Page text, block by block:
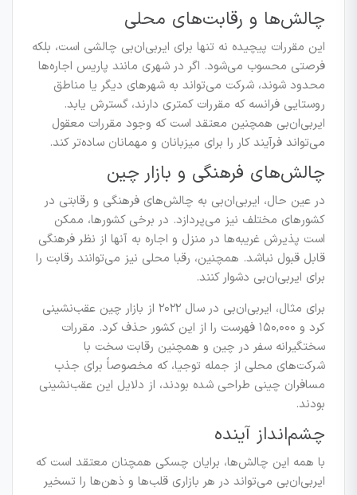
چالش‌ها و رقابت‌های محلی
این مقررات پیچیده نه تنها برای ایر‌بی‌ان‌بی چالشی است، بلکه
فرصتی محسوب می‌شود. اگر در شهری مانند پاریس اجاره‌ها
محدود شوند، شرکت می‌تواند به شهرهای دیگر یا مناطق
روستایی فرانسه که مقررات کمتری دارند، گسترش یابد.
ایر‌بی‌ان‌بی همچنین معتقد است که وجود مقررات معقول
می‌تواند فرآیند کار را برای میزبانان و مهمانان ساده‌تر کند.
چالش‌های فرهنگی و بازار چین
در عین حال، ایر‌بی‌ان‌بی به چالش‌های فرهنگی و رقابتی در
کشورهای مختلف نیز می‌پردازد. در برخی کشورها، ممکن
است پذیرش غریبه‌ها در منزل و اجاره به آنها از نظر فرهنگی
قابل قبول نباشد. همچنین، رقبا محلی نیز می‌توانند رقابت را
برای ایر‌بی‌ان‌بی دشوار کنند.
برای مثال، ایر‌بی‌ان‌بی در سال ۲۰۲۲ از بازار چین عقب‌نشینی
کرد و ۱۵۰,۰۰۰ فهرست را از این کشور حذف کرد. مقررات
سختگیرانه سفر در چین و همچنین رقابت سخت با
شرکت‌های محلی از جمله توجیا، که مخصوصاً برای جذب
مسافران چینی طراحی شده بودند، از دلایل این عقب‌نشینی
بودند.
چشم‌انداز آینده
با همه این چالش‌ها، برایان چسکی همچنان معتقد است که
ایر‌بی‌ان‌بی می‌تواند در هر بازاری قلب‌ها و ذهن‌ها را تسخیر